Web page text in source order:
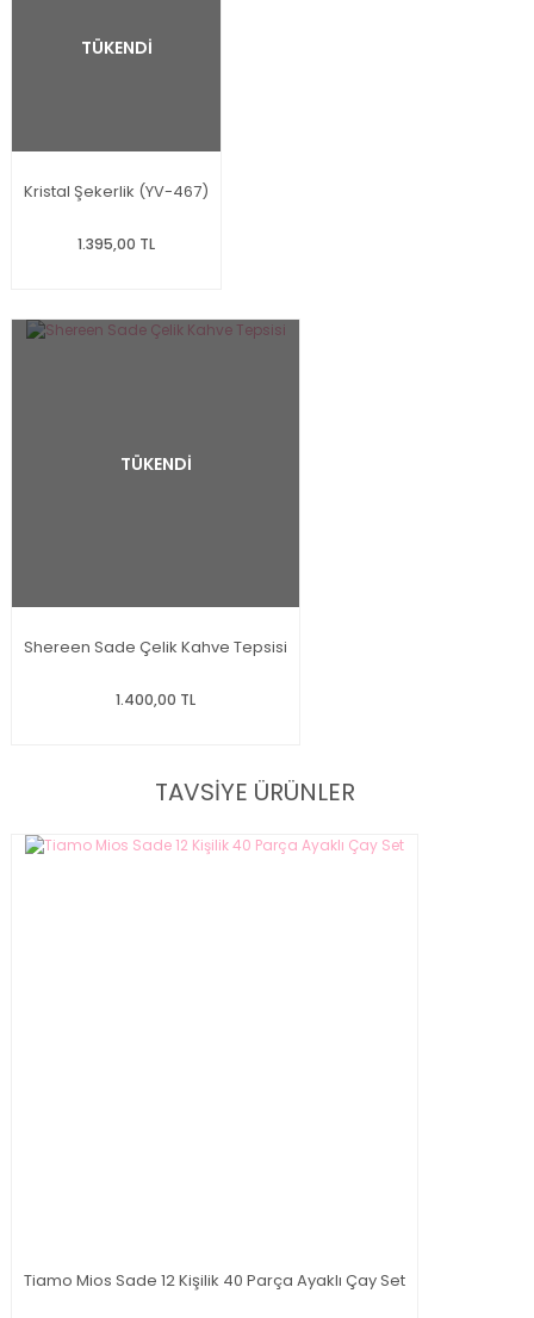
TÜKENDİ
Kristal Şekerlik (YV-467)
1.395,00 TL
TÜKENDİ
Shereen Sade Çelik Kahve Tepsisi
1.400,00 TL
TAVSİYE ÜRÜNLER
Tiamo Mios Sade 12 Kişilik 40 Parça Ayaklı Çay Set